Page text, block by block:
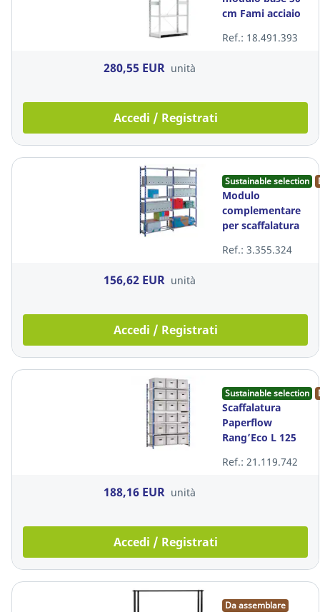
cm Fami acciaio
100x50x200 cm
Ref.: 18.491.393
280,55 EUR unità
Accedi / Registrati
Sustainable selection
Modulo
complementare
per scaffalatura
paperflow
Ref.: 3.355.324
156,62 EUR unità
Accedi / Registrati
Sustainable selection
Scaffalatura
Paperflow
Rang’Eco L 125
200 cm blu
Ref.: 21.119.742
188,16 EUR unità
Accedi / Registrati
Da assemblare